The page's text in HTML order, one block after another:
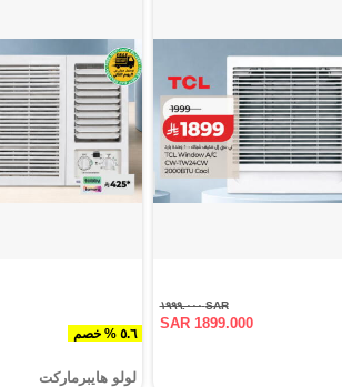
SAR ١٩٩٩.٠٠٠
SAR 1899.000
٥.٦ % خصم
لولو هايبرماركت